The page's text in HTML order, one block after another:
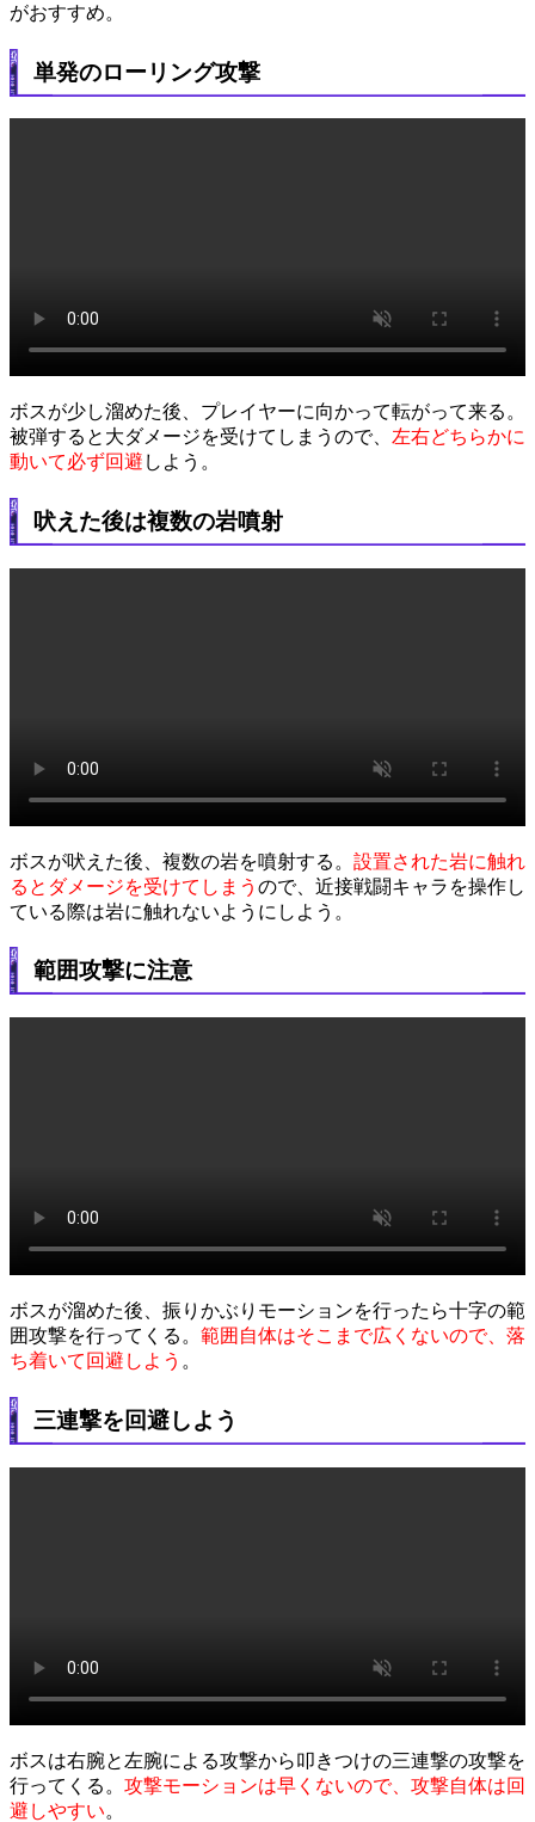
がおすすめ。
単発のローリング攻撃
ボスが少し溜めた後、プレイヤーに向かって転がって来る。
被弾すると大ダメージを受けてしまうので、 左右どちらかに
動いて必ず回避 しよう。
吠えた後は複数の岩噴射
ボスが吠えた後、複数の岩を噴射する。 設置された岩に触れ
るとダメージを受けてしまう ので、近接戦闘キャラを操作し
ている際は岩に触れないようにしよう。
範囲攻撃に注意
ボスが溜めた後、振りかぶりモーションを行ったら十字の範
囲攻撃を行ってくる。 範囲自体はそこまで広くないので、落
ち着いて回避しよう 。
三連撃を回避しよう
ボスは右腕と左腕による攻撃から叩きつけの三連撃の攻撃を
行ってくる。 攻撃モーションは早くないので、攻撃自体は回
避しやすい。